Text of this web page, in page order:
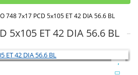
748 7x17 PCD 5x105 ET 42 DIA 56.6 BL
5x105 ET 42 DIA 56.6 BL